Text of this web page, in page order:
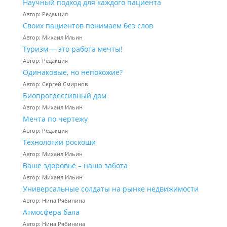
Научный подход для каждого пациента
Автор: Редакция
Своих пациентов понимаем без слов
Автор: Михаил Ильин
Туризм — это работа мечты!
Автор: Редакция
Одинаковые, но непохожие?
Автор: Сергей Смирнов
Биопрогрессивный дом
Автор: Михаил Ильин
Мечта по чертежу
Автор: Редакция
Технологии роскоши
Автор: Михаил Ильин
Ваше здоровье – наша забота
Автор: Михаил Ильин
Универсальные солдаты на рынке недвижимости
Автор: Нина Рябинина
Атмосфера бала
Автор: Нина Рябинина